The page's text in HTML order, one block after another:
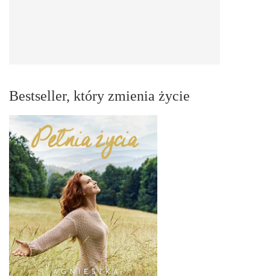
Bestseller, który zmienia życie